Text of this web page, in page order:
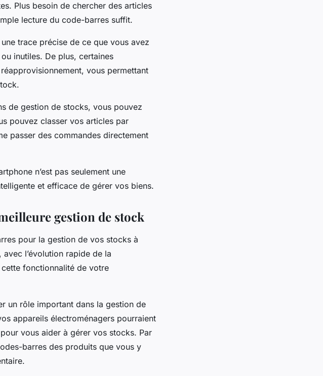
Plus besoin de chercher des articles
lecture du code-barres suffit.
trace précise de ce que vous avez
inutiles. De plus, certaines
vous permettant
de gestion de stocks, vous pouvez
pouvez classer vos articles par
passer des commandes directement
n’est pas seulement une
et efficace de gérer vos biens.
gestion de stock
pour la gestion de vos stocks à
l’évolution rapide de la
fonctionnalité de votre
un rôle important dans la gestion de
appareils électroménagers pourraient
vous aider à gérer vos stocks. Par
barres des produits que vous y